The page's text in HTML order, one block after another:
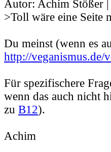
Autor: Achim Stößer
>Toll wäre eine Seite
Du meinst (wenn es
http://veganismus.de/
Für spezifischere
wenn das auch nicht
zu B12).
Achim